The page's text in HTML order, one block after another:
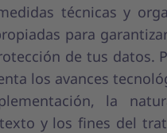
técnicas y
para
de tus datos.
los avances
la
y los fines del